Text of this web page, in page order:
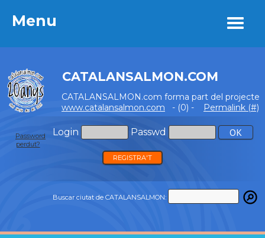
Menu
CATALANSALMON.COM
CATALANSALMON.com forma part del projecte
www.catalansalmon.com - (0) - Permalink (#)
Login Passwd
Password
perdut?
REGISTRA'T
Buscar ciutat de CATALANSALMON:
Menu